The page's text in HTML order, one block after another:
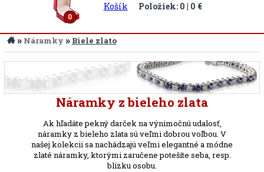
0
Košík Položiek: 0 | 0 €
» Náramky » Biele zlato
Náramky z bieleho zlata
Ak hľadáte pekný darček na výnimočnú udalosť,
náramky z bieleho zlata sú veľmi dobrou voľbou. V
našej kolekcii sa nachádzajú veľmi elegantné a módne
zlaté náramky, ktorými zaručene potešíte seba, resp.
blízku osobu.